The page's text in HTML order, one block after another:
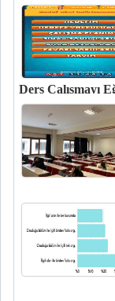
Ders Çalışmayı
Eğitim tabanlı bir
öğrencileri